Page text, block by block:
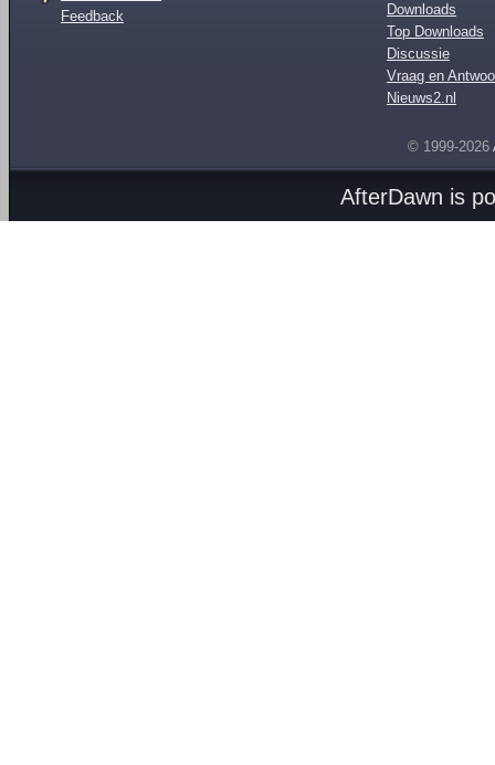
Feedback
Downloads
Top Downloads
Discussie
Vraag en
Nieuws2.nl
© 1999-2026
AfterDawn is